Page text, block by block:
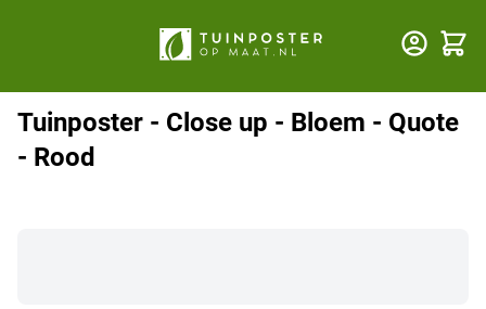
Tuinposter - Close up - Bloem - Quote
- Rood